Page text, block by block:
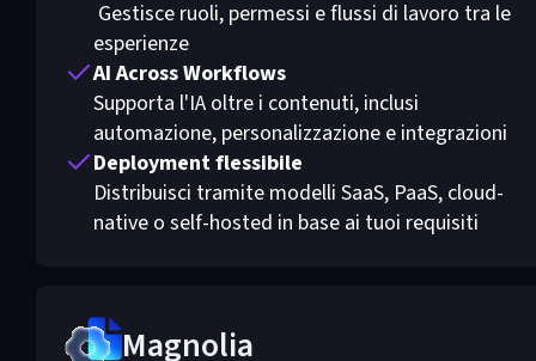
Gestisce ruoli, permessi e flussi di lavoro tra le
esperienze
AI Across Workflows
Supporta l'IA oltre i contenuti, inclusi
automazione, personalizzazione e integrazioni
Deployment flessibile
Distribuisci tramite modelli SaaS, PaaS, cloud-
native o self-hosted in base ai tuoi requisiti
Magnolia